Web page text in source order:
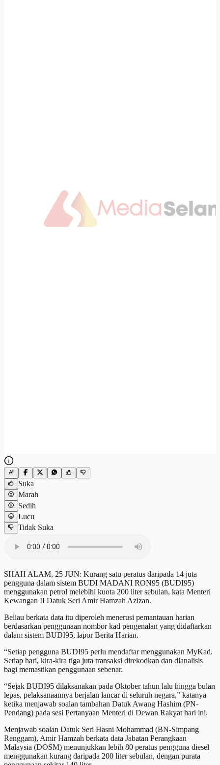
Suka
Marah
Sedih
Lucu
Tidak Suka
SHAH ALAM, 25 JUN: Kurang satu peratus daripada 14 juta
pengguna dalam sistem BUDI MADANI RON95 (BUDI95)
menggunakan petrol melebihi kuota 200 liter sebulan, kata Menteri
Kewangan II Datuk Seri Amir Hamzah Azizan.
Beliau berkata data itu diperoleh menerusi pemantauan harian
berdasarkan penggunaan nombor kad pengenalan yang didaftarkan
dalam sistem BUDI95, lapor Berita Harian.
“Setiap pengguna BUDI95 perlu mendaftar menggunakan MyKad.
Setiap hari, kira-kira tiga juta transaksi direkodkan dan dianalisis
bagi memastikan penggunaan sebenar.
“Sejak BUDI95 dilaksanakan pada Oktober tahun lalu hingga bulan
lepas, pelaksanaannya berjalan lancar di seluruh negara,” katanya
ketika menjawab soalan tambahan Datuk Awang Hashim (PN-
Pendang) pada sesi Pertanyaan Menteri di Dewan Rakyat hari ini.
Menjawab soalan Datuk Seri Hasni Mohammad (BN-Simpang
Renggam), Amir Hamzah berkata data Jabatan Perangkaan
Malaysia (DOSM) menunjukkan lebih 80 peratus pengguna diesel
menggunakan kurang daripada 200 liter sebulan, dengan purata